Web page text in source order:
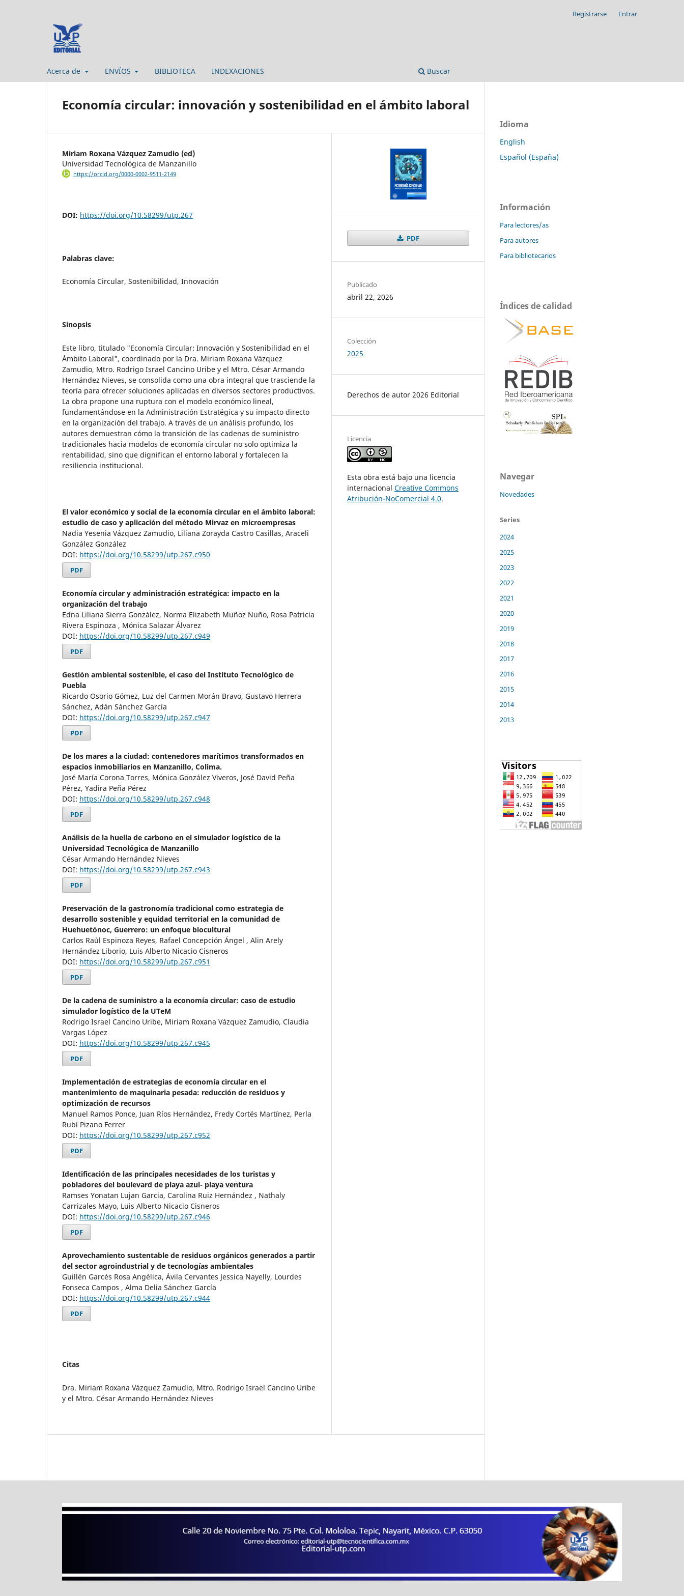
Acerca de ENVÍOS BIBLIOTECA INDEXACIONES Buscar
Registrarse Entrar
Economía circular: innovación y sostenibilidad en el ámbito laboral
Miriam Roxana Vázquez Zamudio (ed)
Universidad Tecnológica de Manzanillo
https://orcid.org/0000-0002-9511-2149
DOI: https://doi.org/10.58299/utp.267
Palabras clave:
Economía Circular, Sostenibilidad, Innovación
Sinopsis
Este libro, titulado "Economía Circular: Innovación y Sostenibilidad en el
Ámbito Laboral", coordinado por la Dra. Miriam Roxana Vázquez
Zamudio, Mtro. Rodrigo Israel Cancino Uribe y el Mtro. César Armando
Hernández Nieves, se consolida como una obra integral que trasciende la
teoría para ofrecer soluciones aplicadas en diversos sectores productivos.
La obra propone una ruptura con el modelo económico lineal,
fundamentándose en la Administración Estratégica y su impacto directo
en la organización del trabajo. A través de un análisis profundo, los
autores demuestran cómo la transición de las cadenas de suministro
tradicionales hacia modelos de economía circular no solo optimiza la
rentabilidad, sino que dignifican el entorno laboral y fortalecen la
resiliencia institucional.
El valor económico y social de la economía circular en el ámbito laboral:
estudio de caso y aplicación del método Mirvaz en microempresas
Nadia Yesenia Vázquez Zamudio, Liliana Zorayda Castro Casillas, Araceli
González González
DOI: https://doi.org/10.58299/utp.267.c950
PDF
Economía circular y administración estratégica: impacto en la
organización del trabajo
Edna Liliana Sierra González, Norma Elizabeth Muñoz Nuño, Rosa Patricia
Rivera Espinoza , Mónica Salazar Álvarez
DOI: https://doi.org/10.58299/utp.267.c949
PDF
Gestión ambiental sostenible, el caso del Instituto Tecnológico de
Puebla
Ricardo Osorio Gómez, Luz del Carmen Morán Bravo, Gustavo Herrera
Sánchez, Adán Sánchez García
DOI: https://doi.org/10.58299/utp.267.c947
PDF
De los mares a la ciudad: contenedores marítimos transformados en
espacios inmobiliarios en Manzanillo, Colima.
José María Corona Torres, Mónica González Viveros, José David Peña
Pérez, Yadira Peña Pérez
DOI: https://doi.org/10.58299/utp.267.c948
PDF
Análisis de la huella de carbono en el simulador logístico de la
Universidad Tecnológica de Manzanillo
César Armando Hernández Nieves
DOI: https://doi.org/10.58299/utp.267.c943
PDF
Preservación de la gastronomía tradicional como estrategia de
desarrollo sostenible y equidad territorial en la comunidad de
Huehuetónoc, Guerrero: un enfoque biocultural
Carlos Raúl Espinoza Reyes, Rafael Concepción Ángel , Alin Arely
Hernández Liborio, Luis Alberto Nicacio Cisneros
DOI: https://doi.org/10.58299/utp.267.c951
PDF
De la cadena de suministro a la economía circular: caso de estudio
simulador logístico de la UTeM
Rodrigo Israel Cancino Uribe, Miriam Roxana Vázquez Zamudio, Claudia
Vargas López
DOI: https://doi.org/10.58299/utp.267.c945
PDF
Implementación de estrategias de economía circular en el
mantenimiento de maquinaria pesada: reducción de residuos y
optimización de recursos
Manuel Ramos Ponce, Juan Ríos Hernández, Fredy Cortés Martínez, Perla
Rubí Pizano Ferrer
DOI: https://doi.org/10.58299/utp.267.c952
PDF
Identificación de las principales necesidades de los turistas y
pobladores del boulevard de playa azul- playa ventura
Ramses Yonatan Lujan Garcia, Carolina Ruiz Hernández , Nathaly
Carrizales Mayo, Luis Alberto Nicacio Cisneros
DOI: https://doi.org/10.58299/utp.267.c946
PDF
Aprovechamiento sustentable de residuos orgánicos generados a partir
del sector agroindustrial y de tecnologías ambientales
Guillén Garcés Rosa Angélica, Ávila Cervantes Jessica Nayelly, Lourdes
Fonseca Campos , Alma Delia Sánchez García
DOI: https://doi.org/10.58299/utp.267.c944
PDF
Citas
Dra. Miriam Roxana Vázquez Zamudio, Mtro. Rodrigo Israel Cancino Uribe
y el Mtro. César Armando Hernández Nieves
PDF
Publicado
abril 22, 2026
Colección
2025
Derechos de autor 2026 Editorial
Licencia
Esta obra está bajo una licencia
internacional Creative Commons
Atribución-NoComercial 4.0.
Idioma
English
Español (España)
Información
Para lectores/as
Para autores
Para bibliotecarios
Índices de calidad
Navegar
Novedades
Series
2024
2025
2023
2022
2021
2020
2019
2018
2017
2016
2015
2014
2013